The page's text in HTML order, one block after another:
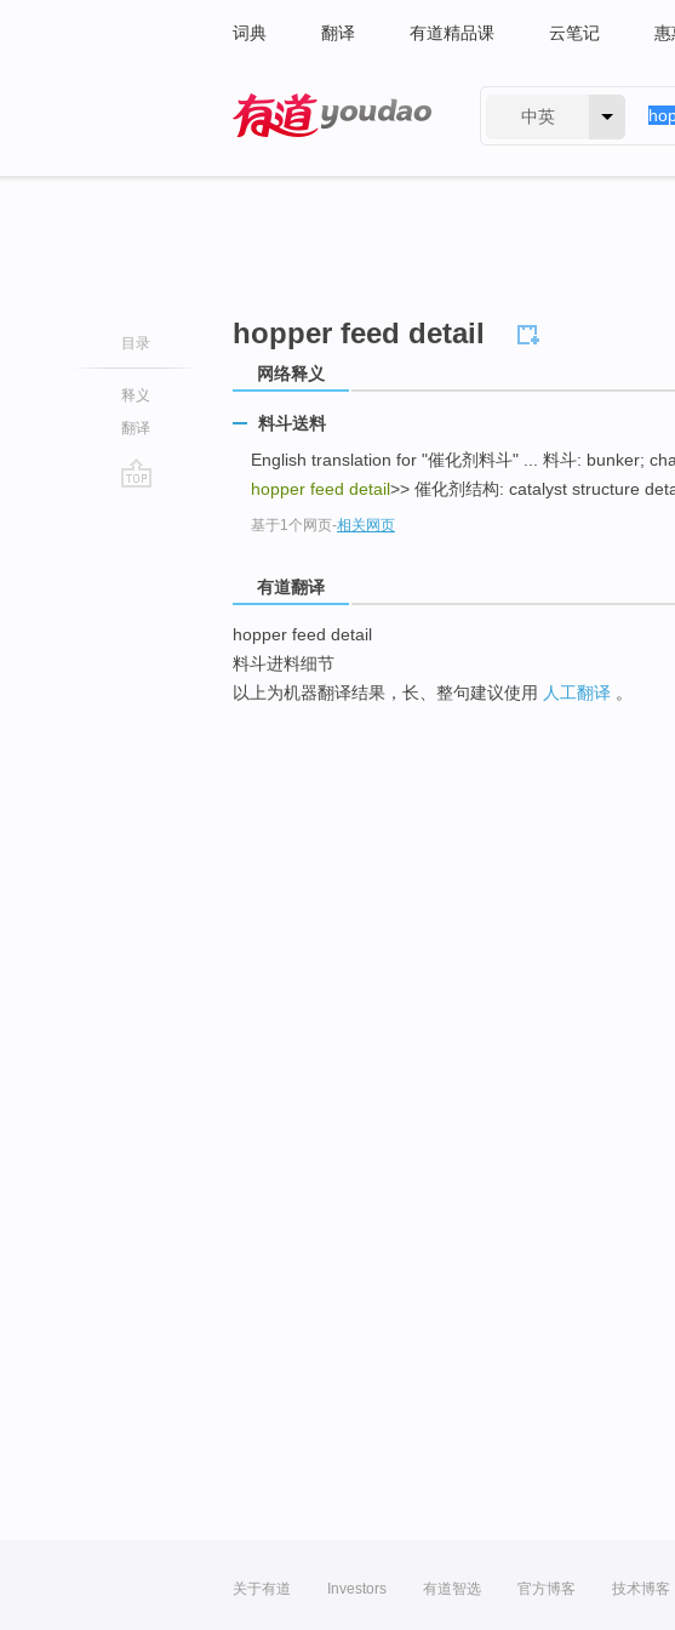
词典 翻译 有道精品课 云笔记 惠
中英
目录
释义
翻译
hopper feed detail
网络释义
料斗送料
English translation for "催化剂料斗" ... 料斗: bunker;
hopper feed detail>> 催化剂结构: catalyst structure
基于1个网页-相关网页
有道翻译
hopper feed detail
料斗进料细节
以上为机器翻译结果，长、整句建议使用 人工翻译 。
关于有道 Investors 有道智选 官方博客 技术博客